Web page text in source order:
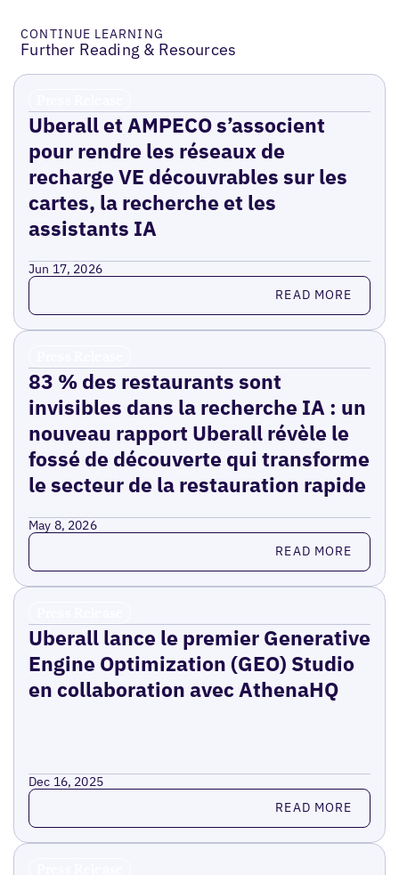
CONTINUE LEARNING
Further Reading & Resources
Uberall et AMPECO s’associent
pour rendre les réseaux de
recharge VE découvrables sur les
cartes, la recherche et les
assistants IA
Jun 17, 2026
Read more READ MORE
83 % des restaurants sont
invisibles dans la recherche IA : un
nouveau rapport Uberall révèle le
fossé de découverte qui transforme
le secteur de la restauration rapide
May 8, 2026
Read more READ MORE
Uberall lance le premier Generative
Engine Optimization (GEO) Studio
en collaboration avec AthenaHQ
Dec 16, 2025
Read more READ MORE